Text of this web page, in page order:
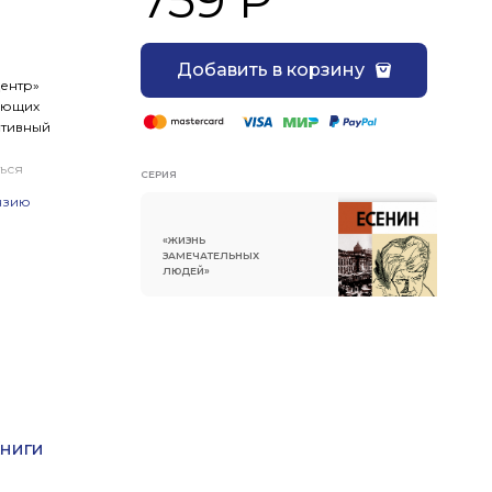
но
Добавить в корзину
СЕРИЯ
«ЖИЗНЬ
ЗАМЕЧАТЕЛЬНЫХ
ЛЮДЕЙ»